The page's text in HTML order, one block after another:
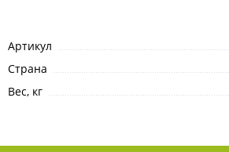
Артикул
Страна
Вес, кг